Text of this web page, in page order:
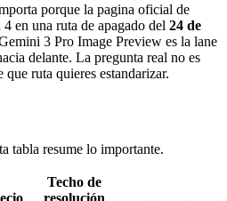
porque la pagina oficial de
en una ruta de apagado del 24 de
3 Pro Image Preview es la lane
delante. La pregunta real no es
ruta quieres estandarizar.
tabla resume lo importante.
Techo de
resolución